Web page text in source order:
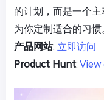
的计划，而是一个
为你定制适合的习惯
产品网站: 立即访问
Product Hunt: